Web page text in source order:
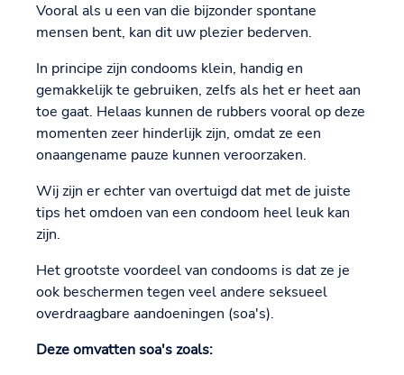
Vooral als u een van die bijzonder spontane
mensen bent, kan dit uw plezier bederven.
In principe zijn condooms klein, handig en
gemakkelijk te gebruiken, zelfs als het er heet aan
toe gaat. Helaas kunnen de rubbers vooral op deze
momenten zeer hinderlijk zijn, omdat ze een
onaangename pauze kunnen veroorzaken.
Wij zijn er echter van overtuigd dat met de juiste
tips het omdoen van een condoom heel leuk kan
zijn.
Het grootste voordeel van condooms is dat ze je
ook beschermen tegen veel andere seksueel
overdraagbare aandoeningen (soa's).
Deze omvatten soa's zoals: